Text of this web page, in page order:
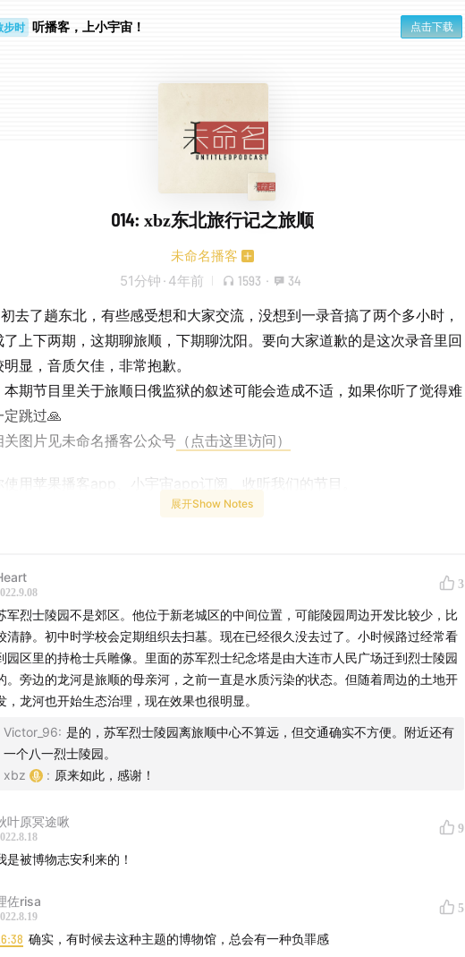
步时
勤路上
听播客，上小宇宙！ 点击下载
014: xbz东北旅行记之旅顺
未命名播客
51分钟 · 4年前 1593 · 34
去了趟东北，有些感受想和大家交流，没想到一录音搞了两个多小时，
了上下两期，这期聊旅顺，下期聊沈阳。要向大家道歉的是这次录音里回
显，音质欠佳，非常抱歉。
本期节目里关于旅顺日俄监狱的叙述可能会造成不适，如果你听了觉得难
定跳过🙏
关图片见未命名播客公众号 （点击这里访问）
使用苹果播客app、小宇宙app订阅、收听我们的节目。
发送邮件与我们联系或取得加入听众群
主要内容 =======
场闲聊
东北行路线介绍 （03:38应该是“监狱”而不是“博物馆”）
于旅顺日俄监狱
俄监狱观后感
苏军烈士陵园观后感
彤老师的总结
拓展资料 =======
俄监狱旧址cn.tripadvisor.com
志》讲旅顺的那期节目
志》和《怪物尚志》刚刚结束的东北旅行 www.xiaoyuzhoufm.com
展开Show Notes
3
军烈士陵园不是郊区。他位于新老城区的中间位置，可能陵园周边开发比较少，比
清静。初中时学校会定期组织去扫墓。现在已经很久没去过了。小时候路过经常看
园区里的持枪士兵雕像。里面的苏军烈士纪念塔是由大连市人民广场迁到烈士陵园
。旁边的龙河是旅顺的母亲河，之前一直是水质污染的状态。但随着周边的土地开
，龙河也开始生态治理，现在效果也很明显。
Victor_96: 是的，苏军烈士陵园离旅顺中心不算远，但交通确实不方便。附近还有
一个八一烈士陵园。
xbz
: 原来如此，感谢！
叶原冥途啾 9
是被博物志安利来的！
佐risa 5
确实，有时候去这种主题的博物馆，总会有一种负罪感